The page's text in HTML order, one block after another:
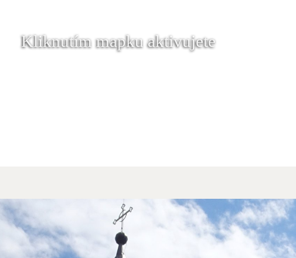
Kliknutím mapku aktivujete